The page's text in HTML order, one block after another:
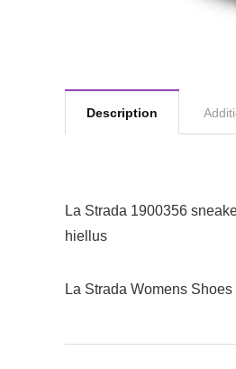
Description
La Strada 1900356
hiellus
La Strada Womens